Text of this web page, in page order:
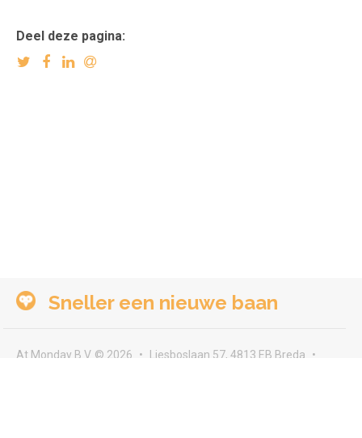
Deel deze pagina:
Sneller een nieuwe baan
At Monday B.V. © 2026
Liesboslaan 57, 4813 EB Breda